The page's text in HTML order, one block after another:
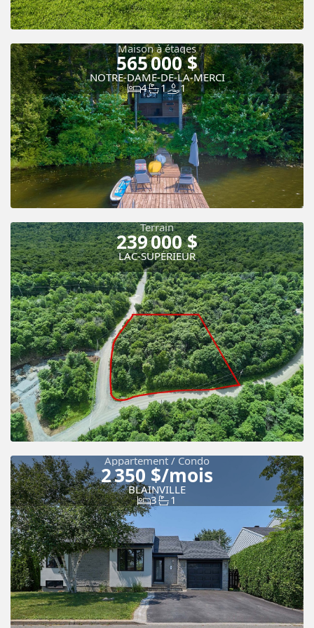
Nouveau
Maison à étages
565 000 $
NOTRE-DAME-DE-LA-MERCI
4 1 1
Nouveau Vue panoramique
Terrain
239 000 $
LAC-SUPÉRIEUR
Nouveau Vue panoramique
Appartement / Condo
2 350 $/mois
BLAINVILLE
3 1